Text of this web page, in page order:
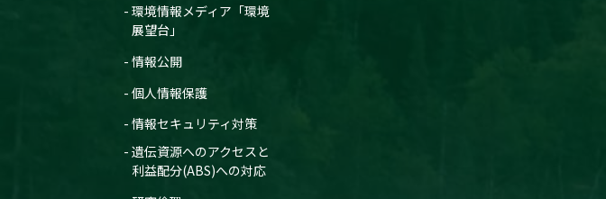
環境情報メディア「環境
展望台」
情報公開
個人情報保護
情報セキュリティ対策
遺伝資源へのアクセスと
利益配分(ABS)への対応